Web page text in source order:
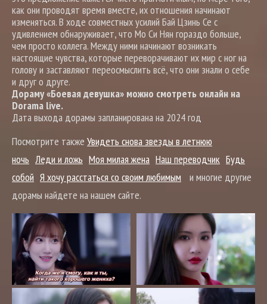
как они проводят время вместе, их отношения начинают
изменяться. В ходе совместных усилий Бай Цзинь Се с
удивлением обнаруживает, что Мо Си Нян гораздо больше,
чем просто коллега. Между ними начинают возникать
настоящие чувства, которые переворачивают их мир с ног на
голову и заставляют переосмыслить всё, что они знали о себе
и друг о друге.
Дораму «Боевая девушка» можно смотреть онлайн на
Dorama live.
Дата выхода дорамы запланирована на 2024 год
Посмотрите также Увидеть снова звезды в летнюю
ночь Леди и ложь Моя милая жена Наш переводчик Будь
собой Я хочу расстаться со своим любимым
и многие другие
дорамы найдете на нашем сайте.